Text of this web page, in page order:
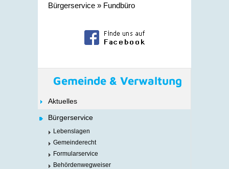
Bürgerservice » Fundbüro
Gemeinde & Verwaltung
Aktuelles
Bürgerservice
Lebenslagen
Gemeinderecht
Formularservice
Behördenwegweiser